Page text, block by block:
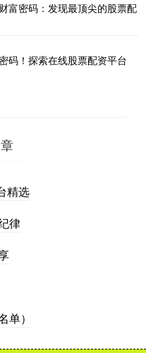
富密码：发现最顶尖的股票配
码！探索在线股票配资平台
精选
律
）